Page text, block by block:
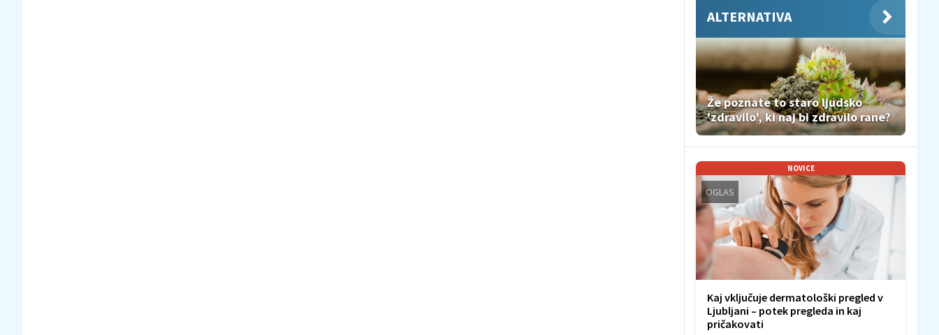
ALTERNATIVA
Že poznate to staro ljudsko
'zdravilo', ki naj bi zdravilo rane?
NOVICE
OGLAS
Kaj vključuje dermatološki pregled v
Ljubljani – potek pregleda in kaj
pričakovati